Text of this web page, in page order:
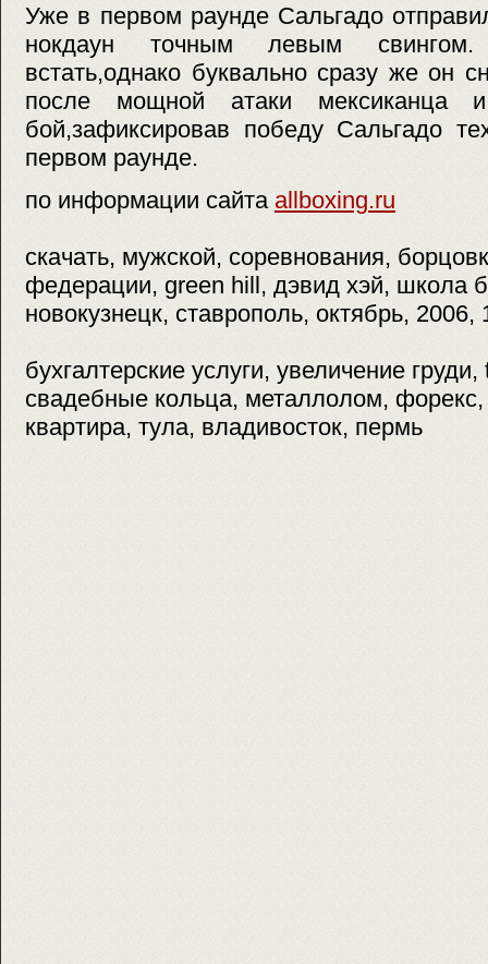
Уже в первом раунде Сальгадо
нокдаун точным левым свингом.
встать,однако буквально сразу же он
после мощной атаки мексиканца
бой,зафиксировав победу Сальгадо
первом раунде.
по информации сайта allboxing.ru
скачать, мужской, соревнования,
федерации, green hill, дэвид хэй, школа
новокузнецк, ставрополь, октябрь, 2006,
бухгалтерские услуги, увеличение
свадебные кольца, металлолом,
квартира, тула, владивосток, пермь